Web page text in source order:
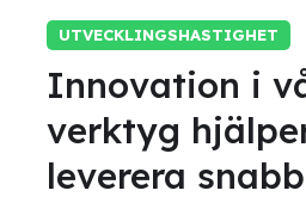
UTVECKLINGSHASTIGHET
Innovation i
verktyg
leverera